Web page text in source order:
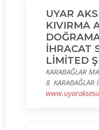
UYAR
KIVIRMA
İHRACAT
LİMİTED
KARABAĞLAR
8 KARABAĞLAR